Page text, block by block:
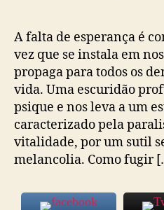
A falta de esperança é
vez que se instala em
propaga para todos os
vida. Uma escuridão
psique e nos leva a um
caracterizado pela
vitalidade, por um sutil
melancolia. Como fugir